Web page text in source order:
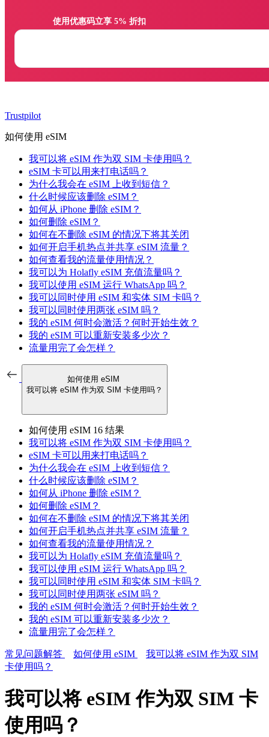
Trustpilot
如何使用 eSIM
我可以将 eSIM 作为双 SIM 卡使用吗？
eSIM 卡可以用来打电话吗？
为什么我会在 eSIM 上收到短信？
什么时候应该删除 eSIM？
如何从 iPhone 删除 eSIM？
如何删除 eSIM？
如何在不删除 eSIM 的情况下将其关闭
如何开启手机热点并共享 eSIM 流量？
如何查看我的流量使用情况？
我可以为 Holafly eSIM 充值流量吗？
我可以使用 eSIM 运行 WhatsApp 吗？
我可以同时使用 eSIM 和实体 SIM 卡吗？
我可以同时使用两张 eSIM 吗？
我的 eSIM 何时会激活？何时开始生效？
我的 eSIM 可以重新安装多少次？
流量用完了会怎样？
如何使用 eSIM
我可以将 eSIM 作为双 SIM 卡使用吗？
如何使用 eSIM 16 结果
我可以将 eSIM 作为双 SIM 卡使用吗？
eSIM 卡可以用来打电话吗？
为什么我会在 eSIM 上收到短信？
什么时候应该删除 eSIM？
如何从 iPhone 删除 eSIM？
如何删除 eSIM？
如何在不删除 eSIM 的情况下将其关闭
如何开启手机热点并共享 eSIM 流量？
如何查看我的流量使用情况？
我可以为 Holafly eSIM 充值流量吗？
我可以使用 eSIM 运行 WhatsApp 吗？
我可以同时使用 eSIM 和实体 SIM 卡吗？
我可以同时使用两张 eSIM 吗？
我的 eSIM 何时会激活？何时开始生效？
我的 eSIM 可以重新安装多少次？
流量用完了会怎样？
常见问题解答 如何使用 eSIM
我可以将 eSIM 作为双 SIM
卡使用吗？
我可以将 eSIM 作为双 SIM 卡
使用吗？